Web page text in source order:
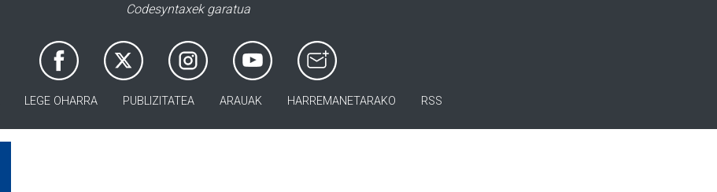
Codesyntaxek garatua
LEGE OHARRA PUBLIZITATEA ARAUAK HARREMANETARAKO RSS